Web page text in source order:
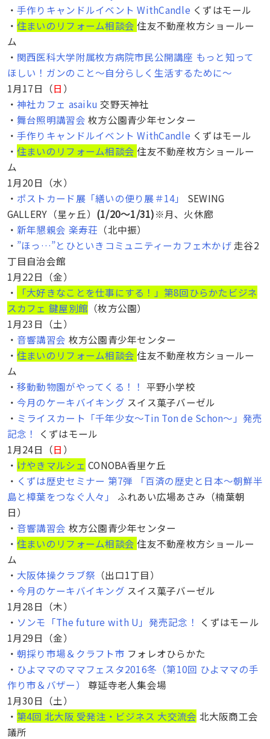
・ 手作りキャンドルイベント WithCandle くずはモール
・ 住まいのリフォーム相談会 住友不動産枚方ショールー
ム
・ 関西医科大学附属枚方病院市民公開講座 もっと知って
ほしい！ガンのこと〜自分らしく生活するために〜
1月17日（日 ）
・ 神社カフェ asaiku 交野天神社
・ 舞台照明講習会 枚方公園青少年センター
・ 手作りキャンドルイベント WithCandle くずはモール
・ 住まいのリフォーム相談会 住友不動産枚方ショールー
ム
1月20日（水）
・ ポストカード展「繕いの便り展＃14」
SEWING
GALLERY（星ヶ丘） (1/20〜1/31)※月、火休廊
・ 新年懇親会 楽寿荘 （北中振）
・ ”ほっ…”とひといきコミュニティーカフェ木かげ走谷2
丁目自治会館
1月22日（金）
・
「大好きなことを仕事にする！」第8回ひらかたビジネ
スカフェ 鍵屋別館 （枚方公園）
1月23日（土）
・ 音響講習会 枚方公園青少年センター
・ 住まいのリフォーム相談会 住友不動産枚方ショールー
ム
・ 移動動物園がやってくる！！ 平野小学校
・ 今月のケーキバイキング スイス菓子バーゼル
・ ミライスカート「千年少女～Tin Ton de Schon～」発売
記念！
くずはモール
1月24日（日 ）
・ けやきマルシェ CONOBA香里ケ丘
・ くずは歴史セミナー 第7弾 「百済の歴史と日本〜朝鮮半
島と樟葉をつなぐ人々」
ふれあい広場あさみ（楠葉朝
日）
・ 音響講習会 枚方公園青少年センター
・ 住まいのリフォーム相談会 住友不動産枚方ショールー
ム
・ 大阪体操クラブ祭 （出口1丁目）
・ 今月のケーキバイキング スイス菓子バーゼル
1月28日（木）
・ ソンモ「The future with U」発売記念！
くずはモール
1月29日（金）
・ 朝採り市場＆クラフト市 フォレオひらかた
・ ひよママのママフェスタ2016冬（第10回 ひよママの手
作り市＆バザー）
尊延寺老人集会場
1月30日（土）
・ 第4回 北大阪 受発注・ビジネス 大交流会 北大阪商工会
議所